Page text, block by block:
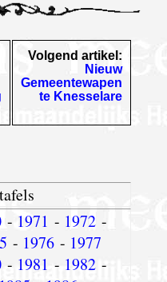
Volgend artikel:
Nieuw
Gemeentewapen
te Knesselare
- 1971 - 1972-
- 1976- 1977
- 1981 - 1982-